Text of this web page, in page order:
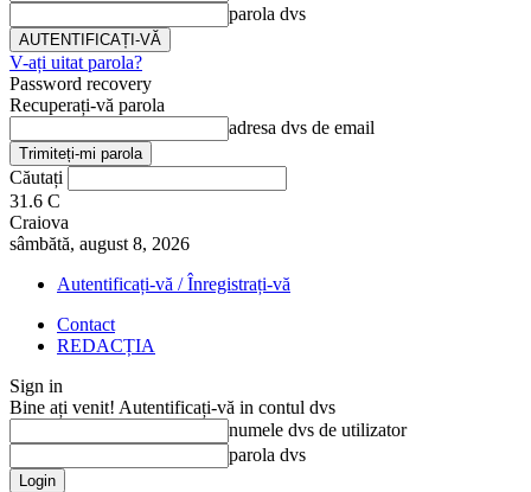
parola dvs
V-ați uitat parola?
Password recovery
Recuperați-vă parola
adresa dvs de email
Căutați
31.6 C
Craiova
sâmbătă, august 8, 2026
Autentificați-vă / Înregistrați-vă
Contact
REDACȚIA
Sign in
Bine ați venit! Autentificați-vă in contul dvs
numele dvs de utilizator
parola dvs